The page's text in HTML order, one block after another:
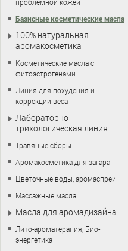
Базисные косметические масла
100% натуральная
аромакосметика
Косметические масла с
фитоэстрогенами
Линия для похудения и
коррекции веса
Лабораторно-
трихологическая линия
Травяные сборы
Аромакосметика для загара
Цветочные воды, аромаспреи
Массажные масла
Масла для аромадизайна
Лито-ароматерапия, Био-
энергетика